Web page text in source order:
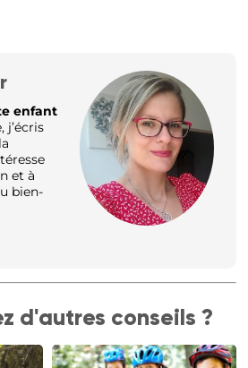
enfant
j’écris
et à
bien-
d'autres conseils ?